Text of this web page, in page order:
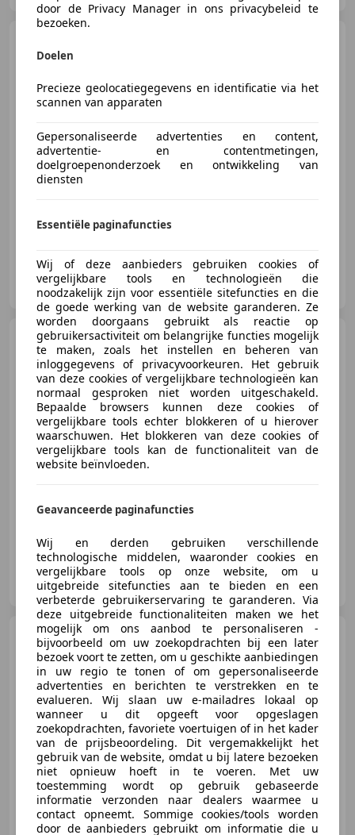
€ 7.450
KM Autobedrijf
NL-6826 TJ ARNHEM
Renault Twingo1.0 SCe
Collection*Airco*Cruise*Nap*
€ 8.499
KM Autobedrijf
NL-6826 TJ ARNHEM
Ford Grand C-Max 1.0
Edition
*PDC*Airco*Cruise*Nieuwe
Apk*Aanbiedin
€ 6.950
03/2015 93.457 km Benzine 92 kW (125 PK)
door de Privacy Manager in ons privacybeleid te
bezoeken.
Doelen
Precieze geolocatiegegevens en identificatie via het
scannen van apparaten
Gepersonaliseerde advertenties en content,
advertentie- en contentmetingen,
doelgroepenonderzoek en ontwikkeling van
diensten
Essentiële paginafuncties
Wij of deze aanbieders gebruiken cookies of
vergelijkbare tools en technologieën die
noodzakelijk zijn voor essentiële sitefuncties en die
de goede werking van de website garanderen. Ze
worden doorgaans gebruikt als reactie op
gebruikersactiviteit om belangrijke functies mogelijk
te maken, zoals het instellen en beheren van
inloggegevens of privacyvoorkeuren. Het gebruik
van deze cookies of vergelijkbare technologieën kan
normaal gesproken niet worden uitgeschakeld.
Bepaalde browsers kunnen deze cookies of
vergelijkbare tools echter blokkeren of u hierover
waarschuwen. Het blokkeren van deze cookies of
vergelijkbare tools kan de functionaliteit van de
website beïnvloeden.
Geavanceerde paginafuncties
Wij en derden gebruiken verschillende
technologische middelen, waaronder cookies en
vergelijkbare tools op onze website, om u
uitgebreide sitefuncties aan te bieden en een
verbeterde gebruikerservaring te garanderen. Via
deze uitgebreide functionaliteiten maken we het
mogelijk om ons aanbod te personaliseren -
bijvoorbeeld om uw zoekopdrachten bij een later
bezoek voort te zetten, om u geschikte aanbiedingen
in uw regio te tonen of om gepersonaliseerde
advertenties en berichten te verstrekken en te
evalueren. Wij slaan uw e-mailadres lokaal op
wanneer u dit opgeeft voor opgeslagen
zoekopdrachten, favoriete voertuigen of in het kader
van de prijsbeoordeling. Dit vergemakkelijkt het
gebruik van de website, omdat u bij latere bezoeken
niet opnieuw hoeft in te voeren. Met uw
toestemming wordt op gebruik gebaseerde
informatie verzonden naar dealers waarmee u
contact opneemt. Sommige cookies/tools worden
door de aanbieders gebruikt om informatie die u